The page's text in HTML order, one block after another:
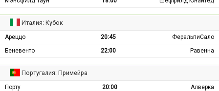
Италия: Кубок
Ареццо 20:45
ФеральпиСало
Беневенто
22:00 Равенна
Португалия: Примейра
Порту 20:00
Алверка